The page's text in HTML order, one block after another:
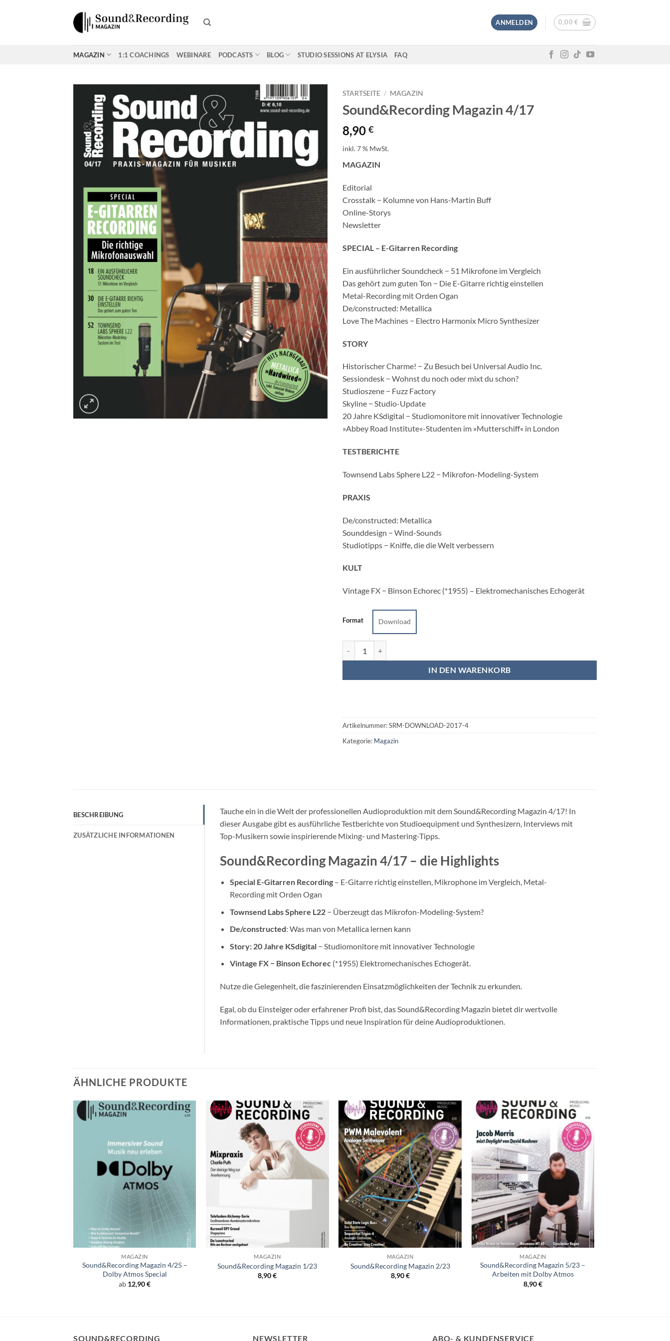
ANMELDEN 0,00€
MAGAZIN 1:1 COACHINGS WEBINARE PODCASTS BLOG STUDIO SESSIONS AT ELYSIA FAQ
STARTSEITE / MAGAZIN
Sound&Recording Magazin 4/17
8,90 €
inkl. 7 % MwSt.
MAGAZIN
Editorial
Crosstalk − Kolumne von Hans-Martin Buff
Online-Storys
Newsletter
SPECIAL – E-Gitarren Recording
Ein ausführlicher Soundcheck − 51 Mikrofone im Vergleich
Das gehört zum guten Ton − Die E-Gitarre richtig einstellen
Metal-Recording mit Orden Ogan
De/constructed: Metallica
Love The Machines − Electro Harmonix Micro Synthesizer
STORY
Historischer Charme! − Zu Besuch bei Universal Audio Inc.
Sessiondesk − Wohnst du noch oder mixt du schon?
Studioszene − Fuzz Factory
Skyline − Studio-Update
20 Jahre KSdigital − Studiomonitore mit innovativer Technologie
»Abbey Road Institute«-Studenten im »Mutterschiff« in London
TESTBERICHTE
Townsend Labs Sphere L22 − Mikrofon-Modeling-System
PRAXIS
De/constructed: Metallica
Sounddesign − Wind-Sounds
Studiotipps − Kniffe, die die Welt verbessern
KULT
Vintage FX − Binson Echorec (*1955) – Elektromechanisches Echogerät
Format Download
IN DEN WARENKORB
Artikelnummer:SRM-DOWNLOAD-2017-4
Kategorie: Magazin
BESCHREIBUNG
ZUSÄTZLICHE INFORMATIONEN
Tauche ein in die Welt der professionellen Audioproduktion mit dem Sound&Recording Magazin 4/17! In
dieser Ausgabe gibt es ausführliche Testberichte von Studioequipment und Synthesizern, Interviews mit
Top-Musikern sowie inspirierende Mixing- und Mastering-Tipps.
Sound&Recording Magazin 4/17 – die Highlights
Special E-Gitarren Recording – E-Gitarre richtig einstellen, Mikrophone im Vergleich, Metal-
Recording mit Orden Ogan
Townsend Labs Sphere L22 − Überzeugt das Mikrofon-Modeling-System?
De/constructed: Was man von Metallica lernen kann
Story: 20 Jahre KSdigital − Studiomonitore mit innovativer Technologie
Vintage FX − Binson Echorec (*1955) Elektromechanisches Echogerät.
Nutze die Gelegenheit, die faszinierenden Einsatzmöglichkeiten der Technik zu erkunden.
Egal, ob du Einsteiger oder erfahrener Profi bist, das Sound&Recording Magazin bietet dir wertvolle
Informationen, praktische Tipps und neue Inspiration für deine Audioproduktionen.
ÄHNLICHE PRODUKTE
MAGAZIN
Sound&Recording Magazin 4/25 –
Dolby Atmos Special
ab 12,90€
+
MAGAZIN
Sound&Recording Magazin 1/23
8,90€
+
MAGAZIN
Sound&Recording Magazin 2/23
8,90€
+
MAGAZIN
Sound&Recording Magazin 5/23 –
Arbeiten mit Dolby Atmos
8,90€
SOUND&RECORDING NEWSLETTER ABO- & KUNDENSERVICE